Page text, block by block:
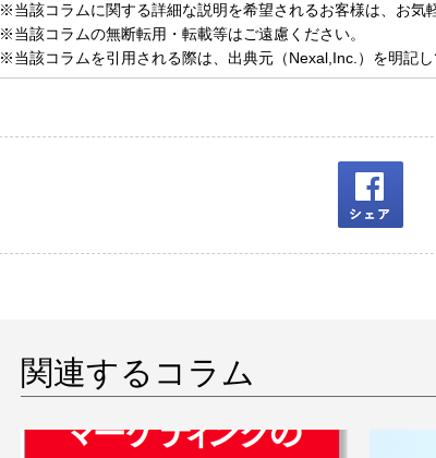
※当該コラムに関する詳細な説明を希望されるお客様は、お気
※当該コラムの無断転用・転載等はご遠慮ください。
※当該コラムを引用される際は、出典元（Nexal,Inc.）を明記し
関連するコラム